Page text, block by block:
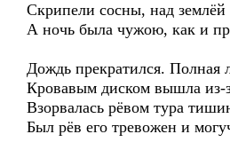
Скрипели сосны, над землёй
А ночь была чужою, как и
Дождь прекратился. Полная
Кровавым диском вышла из-
Взорвалась рёвом тура
Был рёв его тревожен и